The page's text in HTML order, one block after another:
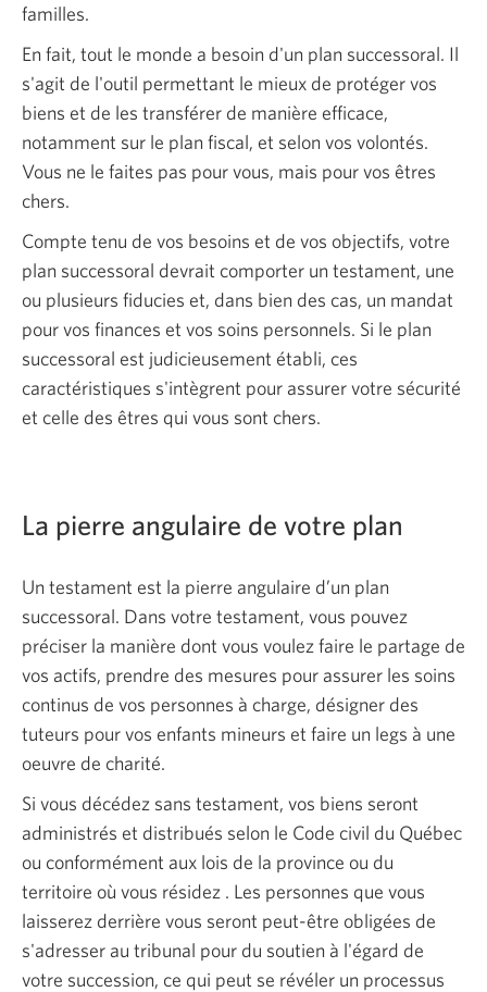
familles.
En fait, tout le monde a besoin d'un plan successoral. Il
s'agit de l'outil permettant le mieux de protéger vos
biens et de les transférer de manière efficace,
notamment sur le plan fiscal, et selon vos volontés.
Vous ne le faites pas pour vous, mais pour vos êtres
chers.
Compte tenu de vos besoins et de vos objectifs, votre
plan successoral devrait comporter un testament, une
ou plusieurs fiducies et, dans bien des cas, un mandat
pour vos finances et vos soins personnels. Si le plan
successoral est judicieusement établi, ces
caractéristiques s'intègrent pour assurer votre sécurité
et celle des êtres qui vous sont chers.
La pierre angulaire de votre plan
Un testament est la pierre angulaire d’un plan
successoral. Dans votre testament, vous pouvez
préciser la manière dont vous voulez faire le partage de
vos actifs, prendre des mesures pour assurer les soins
continus de vos personnes à charge, désigner des
tuteurs pour vos enfants mineurs et faire un legs à une
oeuvre de charité.
Si vous décédez sans testament, vos biens seront
administrés et distribués selon le Code civil du Québec
ou conformément aux lois de la province ou du
territoire où vous résidez . Les personnes que vous
laisserez derrière vous seront peut-être obligées de
s'adresser au tribunal pour du soutien à l'égard de
votre succession, ce qui peut se révéler un processus